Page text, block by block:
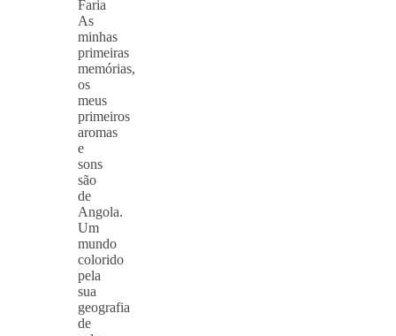
Faria
As
minhas
primeiras
memórias,
os
meus
primeiros
aromas
e
sons
são
de
Angola.
Um
mundo
colorido
pela
sua
geografia
de